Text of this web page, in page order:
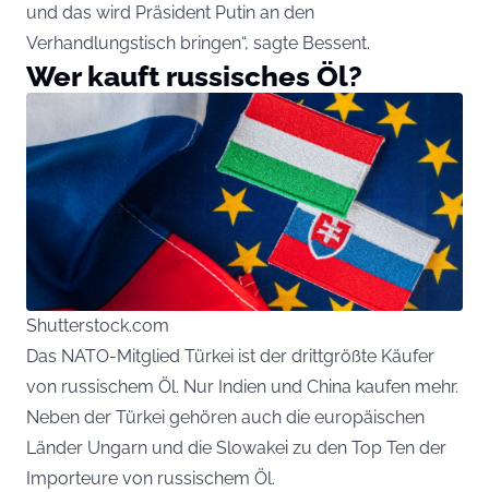
und das wird Präsident Putin an den
Verhandlungstisch bringen“, sagte Bessent.
Wer kauft russisches Öl?
Shutterstock.com
Das NATO-Mitglied Türkei ist der drittgrößte Käufer
von russischem Öl. Nur Indien und China kaufen mehr.
Neben der Türkei gehören auch die europäischen
Länder Ungarn und die Slowakei zu den Top Ten der
Importeure von russischem Öl.